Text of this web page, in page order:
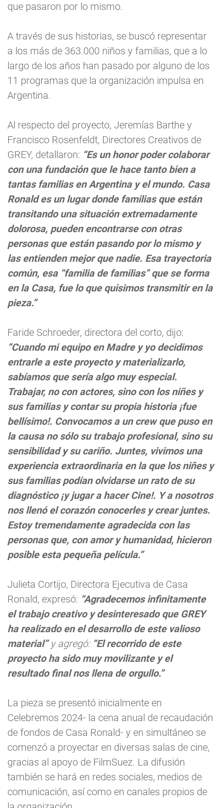
que pasaron por lo mismo.
A través de sus historias, se buscó representar
a los más de 363.000 niños y familias, que a lo
largo de los años han pasado por alguno de los
11 programas que la organización impulsa en
Argentina.
Al respecto del proyecto, Jeremías Barthe y
Francisco Rosenfeldt, Directores Creativos de
GREY, detallaron: “Es un honor poder colaborar
con una fundación que le hace tanto bien a
tantas familias en Argentina y el mundo. Casa
Ronald es un lugar donde familias que están
transitando una situación extremadamente
dolorosa, pueden encontrarse con otras
personas que están pasando por lo mismo y
las entienden mejor que nadie. Esa trayectoria
común, esa “familia de familias” que se forma
en la Casa, fue lo que quisimos transmitir en la
pieza.”
Faride Schroeder, directora del corto, dijo:
“Cuando mi equipo en Madre y yo decidimos
entrarle a este proyecto y materializarlo,
sabíamos que sería algo muy especial.
Trabajar, no con actores, sino con los niñes y
sus familias y contar su propia historia ¡fue
bellísimo!. Convocamos a un crew que puso en
la causa no sólo su trabajo profesional, sino su
sensibilidad y su cariño. Juntes, vivimos una
experiencia extraordinaria en la que los niñes y
sus familias podían olvidarse un rato de su
diagnóstico ¡y jugar a hacer Cine!. Y a nosotros
nos llenó el corazón conocerles y crear juntes.
Estoy tremendamente agradecida con las
personas que, con amor y humanidad, hicieron
posible esta pequeña película.”
Julieta Cortijo, Directora Ejecutiva de Casa
Ronald, expresó: “Agradecemos infinitamente
el trabajo creativo y desinteresado que GREY
ha realizado en el desarrollo de este valioso
material”y agregó: “El recorrido de este
proyecto ha sido muy movilizante y el
resultado final nos llena de orgullo.”
La pieza se presentó inicialmente en
Celebremos 2024- la cena anual de recaudación
de fondos de Casa Ronald- y en simultáneo se
comenzó a proyectar en diversas salas de cine,
gracias al apoyo de FilmSuez. La difusión
también se hará en redes sociales, medios de
comunicación, así como en canales propios de